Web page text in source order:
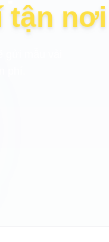
tận nơi